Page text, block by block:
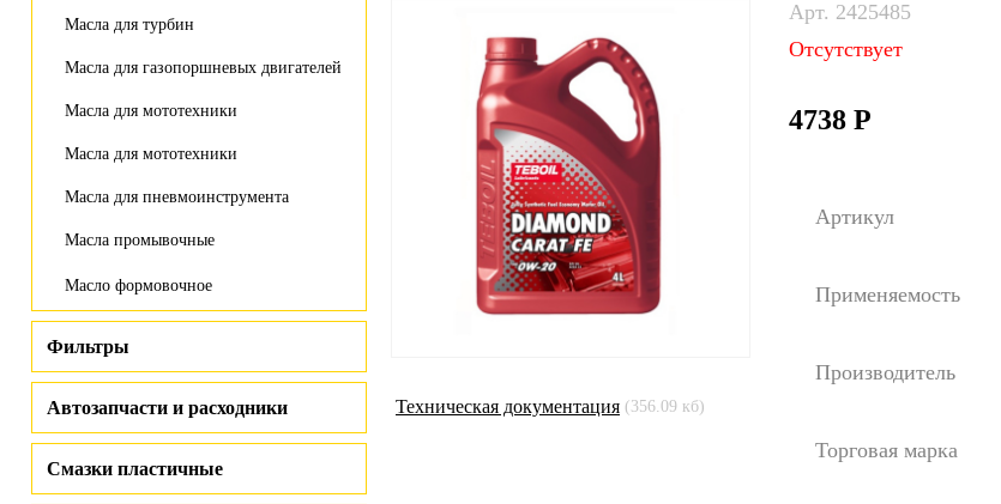
Масла для турбин
Масла для газопоршневых двигателей
Масла для мототехники
Масла для мототехники
Масла для пневмоинструмента
Масла промывочные
Масло формовочное
Фильтры
Автозапчасти и расходники
Смазки пластичные
Техническая документация (356.09 кб)
Арт. 2425485
Отсутствует
4738 Р
Артикул
Применяемость
Производитель
Торговая марка